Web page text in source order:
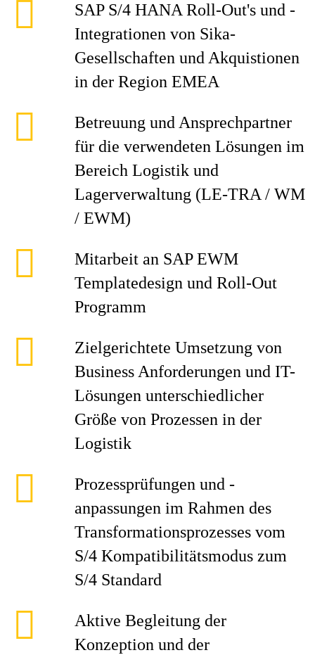
SAP S/4 HANA Roll-Out's und -
Integrationen von Sika-
Gesellschaften und Akquistionen
in der Region EMEA
Betreuung und Ansprechpartner
für die verwendeten Lösungen im
Bereich Logistik und
Lagerverwaltung (LE-TRA / WM
/ EWM)
Mitarbeit an SAP EWM
Templatedesign und Roll-Out
Programm
Zielgerichtete Umsetzung von
Business Anforderungen und IT-
Lösungen unterschiedlicher
Größe von Prozessen in der
Logistik
Prozessprüfungen und -
anpassungen im Rahmen des
Transformationsprozesses vom
S/4 Kompatibilitätsmodus zum
S/4 Standard
Aktive Begleitung der
Konzeption und der